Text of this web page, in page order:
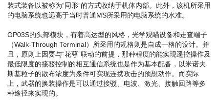
装式装备以被称为“同形”的方式收纳于机体内部。此外，该机所采用
的电脑系统也远高于当时普通MS所采用的电脑系统的水准。
GP03S的头部模块，有着高达型的风格，光学观瞄设备和走查端子
（Walk-Through Terminal）所采用的规格则是自成一格的设计。并
且，原则上因要与“花萼”联动的前提，那种程度的能实现遥控操作及
最低限度的接驳控制的相互通信系统也是作为基本配备，以米诺夫
斯基粒子的散布浓度为条件可实现连携攻击的预想动作。而实际
上，武器的换装操作是可以通过接驳、电波、激光、接触回路等多
种途径来实现的。